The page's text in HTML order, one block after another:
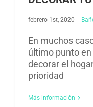
febrero 1st, 2020 |
En muchos
último punto
decorar el
prioridad
Más información